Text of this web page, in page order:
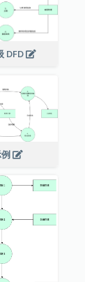
DFD